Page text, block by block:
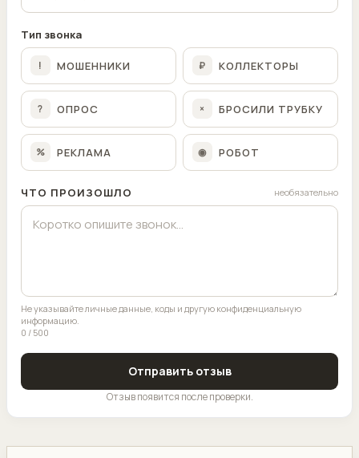
Тип звонка
! МОШЕННИКИ ₽ КОЛЛЕКТОРЫ
? ОПРОС × БРОСИЛИ ТРУБКУ
% РЕКЛАМА ◉ РОБОТ
ЧТО ПРОИЗОШЛО необязательно
Не указывайте личные данные, коды и другую конфиденциальную
информацию.
0 / 500
Отправить отзыв
Отзыв появится после проверки.